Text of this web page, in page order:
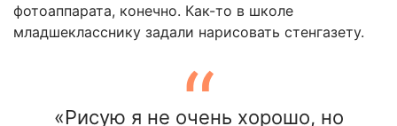
фотоаппарата, конечно. Как-то в школе
младшекласснику задали нарисовать стенгазету.
«Рисую я не очень хорошо, но